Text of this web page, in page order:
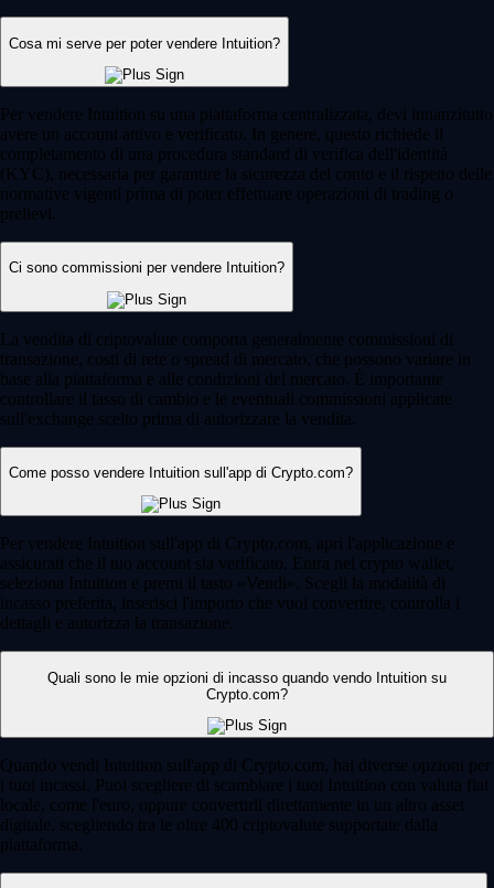
Cosa mi serve per poter vendere Intuition?
Per vendere Intuition su una piattaforma centralizzata, devi innanzitutto
avere un account attivo e verificato. In genere, questo richiede il
completamento di una procedura standard di verifica dell'identità
(KYC), necessaria per garantire la sicurezza del conto e il rispetto delle
normative vigenti prima di poter effettuare operazioni di trading o
prelievi.
Ci sono commissioni per vendere Intuition?
La vendita di criptovalute comporta generalmente commissioni di
transazione, costi di rete o spread di mercato, che possono variare in
base alla piattaforma e alle condizioni del mercato. È importante
controllare il tasso di cambio e le eventuali commissioni applicate
sull'exchange scelto prima di autorizzare la vendita.
Come posso vendere Intuition sull'app di Crypto.com?
Per vendere Intuition sull'app di Crypto.com, apri l'applicazione e
assicurati che il tuo account sia verificato. Entra nel crypto wallet,
seleziona Intuition e premi il tasto «Vendi». Scegli la modalità di
incasso preferita, inserisci l'importo che vuoi convertire, controlla i
dettagli e autorizza la transazione.
Quali sono le mie opzioni di incasso quando vendo Intuition su
Crypto.com?
Quando vendi Intuition sull'app di Crypto.com, hai diverse opzioni per
i tuoi incassi. Puoi scegliere di scambiare i tuoi Intuition con valuta fiat
locale, come l'euro, oppure convertirli direttamente in un altro asset
digitale, scegliendo tra le oltre 400 criptovalute supportate dalla
piattaforma.